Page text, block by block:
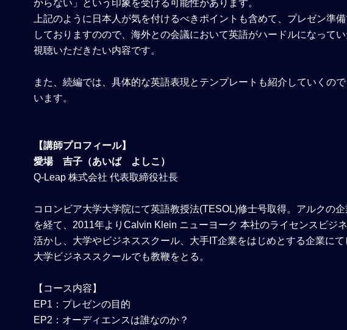
からない」という印象を受ける可能性があります。
上記のように日本人が気を付けるべきポイントも含めて、プレゼン準
しておりますのので、海外との会議において英語がハードルになって
視聴いただきたい内容です。
また、続編では、具体的な英語表現とテンプレートも紹介していくの
います。
【講師プロフィール】
愛場 吉子（あいば よしこ）
Q-Leap 株式会社 代表取締役社長
コロンビア大学大学院にて英語教授法(TESOL)修士号取得。アルクの
を経て、2011年よりCalvin Klein ニューヨーク 本社のライセンスビジ
活かし、大学やビジネススクール、大手IT企業をはじめとする企業に
大学ビジネススクールでも教鞭をとる。
【コース内容】
EP1 ：プレゼンの目的
EP2 ：オーディエンスは誰なのか？